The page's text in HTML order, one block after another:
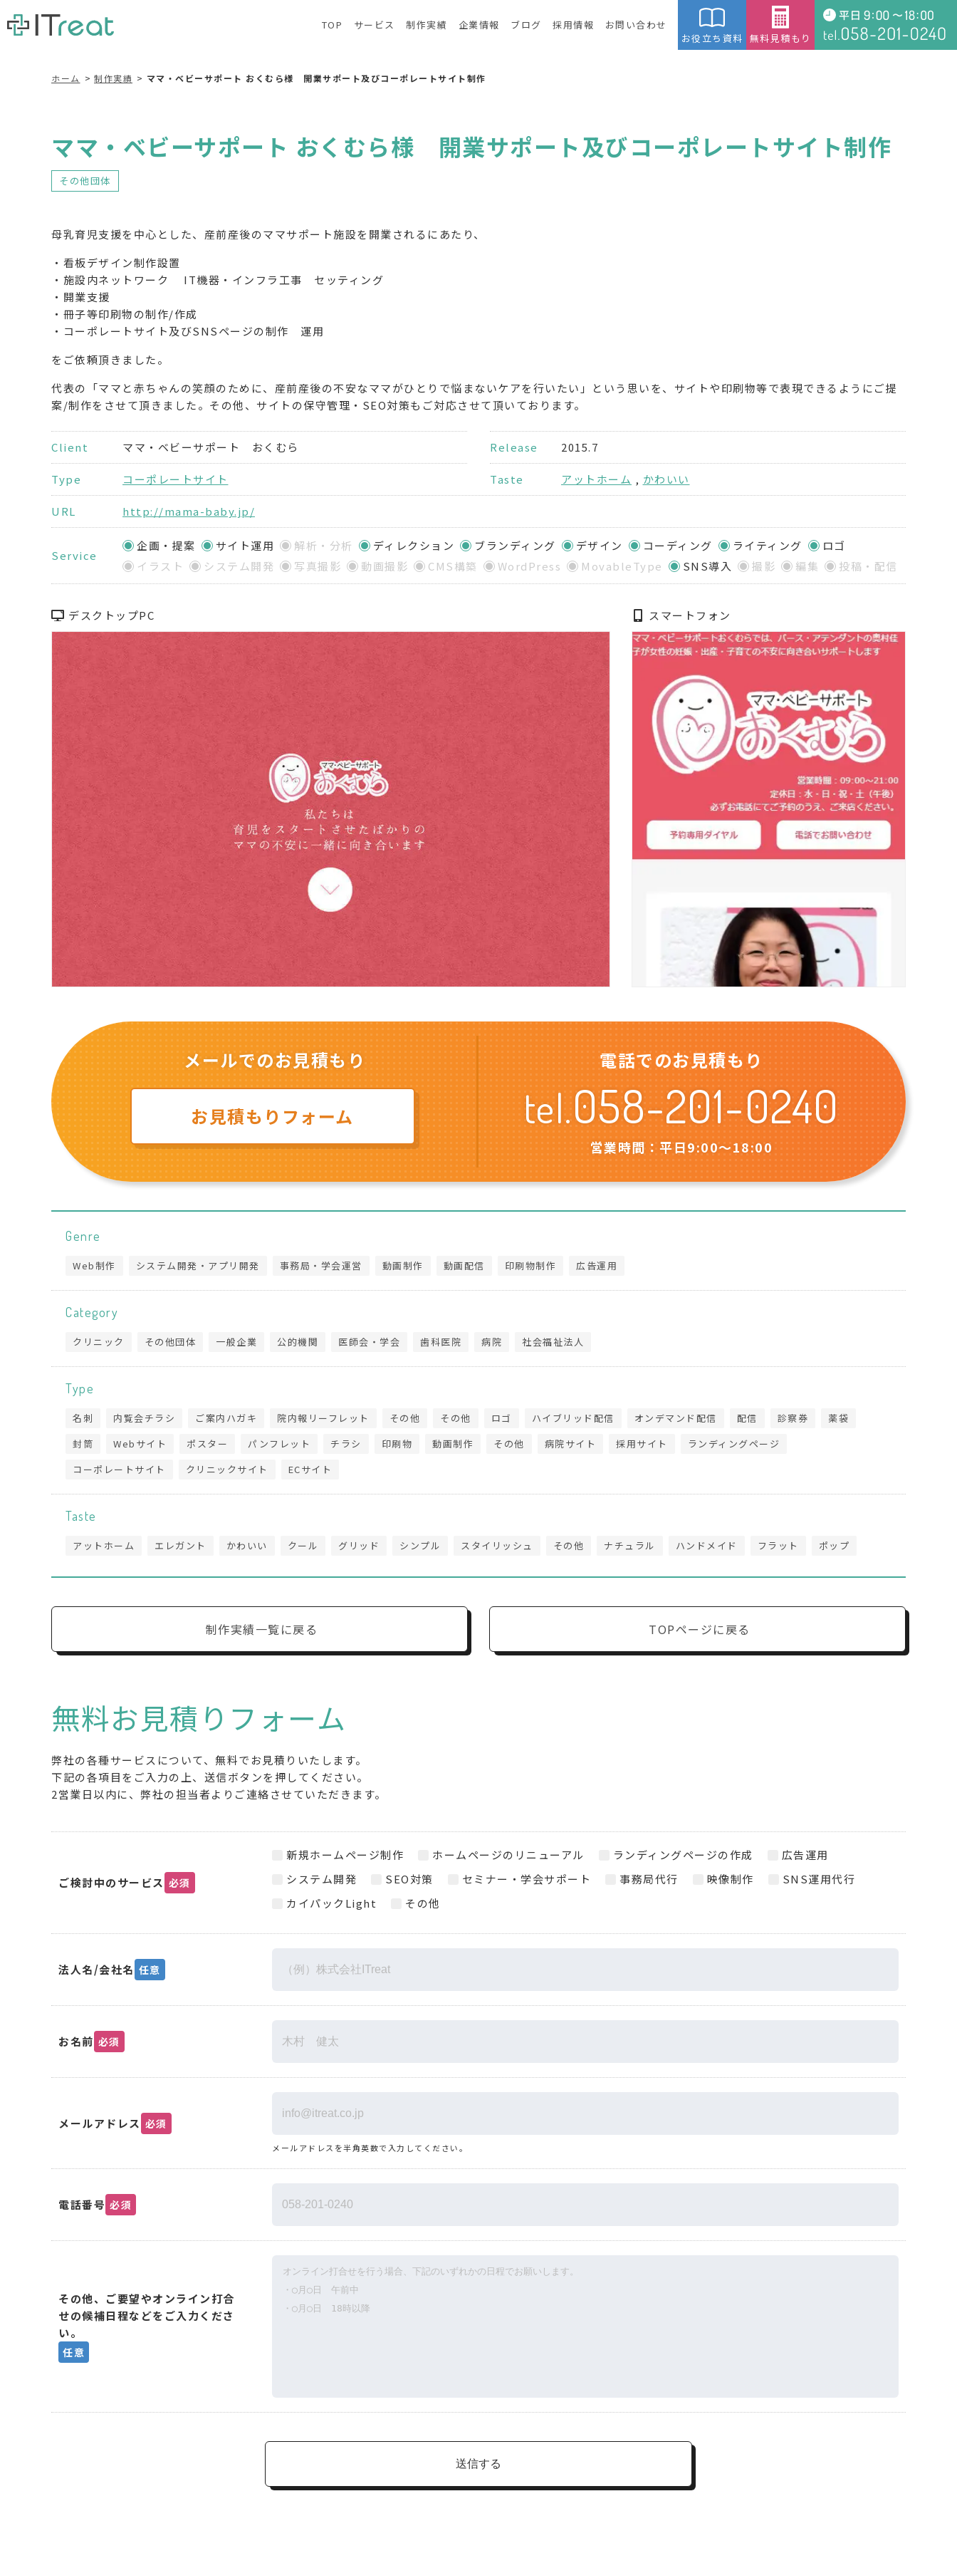
TOP サービス 制作実績 企業情報 ブログ 採用情報
お問い合わせ
お役立ち資料 無料見積もり
ホーム 制作実績 ママ・ベビーサポート おくむら様 開業サポート及びコーポレートサイト制作
ママ・ベビーサポート おくむら様 開業サポート及びコーポレートサイト制作
その他団体
母乳育児支援を中心とした、産前産後のママサポート施設を開業されるにあたり、
・看板デザイン制作設置
・施設内ネットワーク IT機器・インフラ工事 セッティング
・開業支援
・冊子等印刷物の制作/作成
・コーポレートサイト及びSNSページの制作 運用
をご依頼頂きました。
代表の「ママと赤ちゃんの笑顔のために、産前産後の不安なママがひとりで悩まないケアを行いたい」という思いを、サイトや印刷物等で表現できるようにご提
案/制作をさせて頂きました。その他、サイトの保守管理・SEO対策もご対応させて頂いております。
Client ママ・ベビーサポート おくむら Release 2015.7
Type コーポレートサイト Taste アットホーム , かわいい
URL http://mama-baby.jp/
Service
企画・提案 サイト運用 解析・分析 ディレクション ブランディング デザイン コーディング ライティング
ロゴ
イラスト
システム開発 写真撮影 動画撮影 CMS構築 WordPress MovableType SNS導入 撮影 編集 投稿・配信
デスクトップPC スマートフォン
メールでのお見積もり
お見積もりフォーム
電話でのお見積もり
tel.058-201-0240
営業時間：平日9:00〜18:00
Genre
Web制作 システム開発・アプリ開発 事務局・学会運営 動画制作 動画配信 印刷物制作 広告運用
Category
クリニック その他団体 一般企業 公的機関 医師会・学会 歯科医院 病院 社会福祉法人
Type
名刺 内覧会チラシ ご案内ハガキ 院内報リーフレット その他 その他 ロゴ ハイブリッド配信 オンデマンド配信 配信 診察券
薬袋
封筒
Webサイト ポスター パンフレット チラシ 印刷物 動画制作 その他 病院サイト 採用サイト
ランディングページ
コーポレートサイト
クリニックサイト ECサイト
Taste
アットホーム エレガント かわいい クール グリッド シンプル スタイリッシュ その他 ナチュラル ハンドメイド フラット ポップ
制作実績一覧に戻る TOPページに戻る
無料お見積りフォーム
弊社の各種サービスについて、無料でお見積りいたします。
下記の各項目をご入力の上、送信ボタンを押してください。
2営業日以内に、弊社の担当者よりご連絡させていただきます。
ご検討中のサービス 必須
新規ホームページ制作 ホームページのリニューアル ランディングページの作成
広告運用
システム開発
SEO対策 セミナー・学会サポート 事務局代行 映像制作
SNS運用代行
カイパックLight
その他
法人名/会社名 任意
お名前 必須
メールアドレス 必須
メールアドレスを半角英数で入力してください。
電話番号 必須
その他、ご要望やオンライン打合
せの候補日程などをご入力くださ
い。
任意